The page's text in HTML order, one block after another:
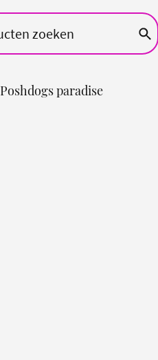
Poshdogs paradise